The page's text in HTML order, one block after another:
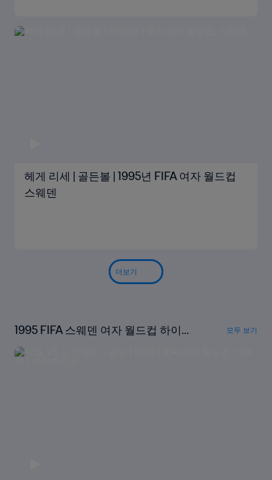
헤게 리세 | 골든볼 | 1995년 FIFA 여자 월드컵
스웨덴
더보기
1995 FIFA 스웨덴 여자 월드컵 하이라
이트
모두 보기